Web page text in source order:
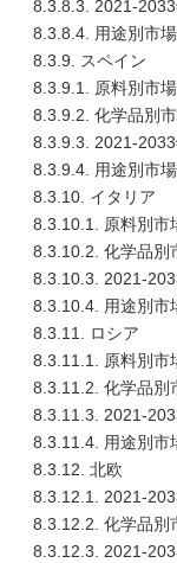
8.3.8.3. 2021-
8.3.8.4. 用途別市
8.3.9. スペイン
8.3.9.1. 原料別市
8.3.9.2. 化学品別
8.3.9.3. 2021-
8.3.9.4. 用途別市
8.3.10. イタリア
8.3.10.1. 原料別市
8.3.10.2. 化学品別
8.3.10.3. 2021-
8.3.10.4. 用途別市
8.3.11. ロシア
8.3.11.1. 原料別市
8.3.11.2. 化学品別
8.3.11.3. 2021-
8.3.11.4. 用途別市
8.3.12. 北欧
8.3.12.1. 2021-
8.3.12.2. 化学品別
8.3.12.3. 2021-